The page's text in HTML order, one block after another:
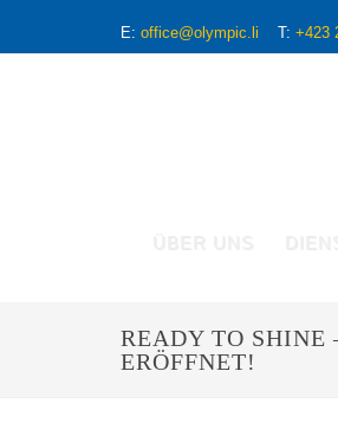
E: office@olympic.li T: +423
READY TO SHINE
ERÖFFNET!